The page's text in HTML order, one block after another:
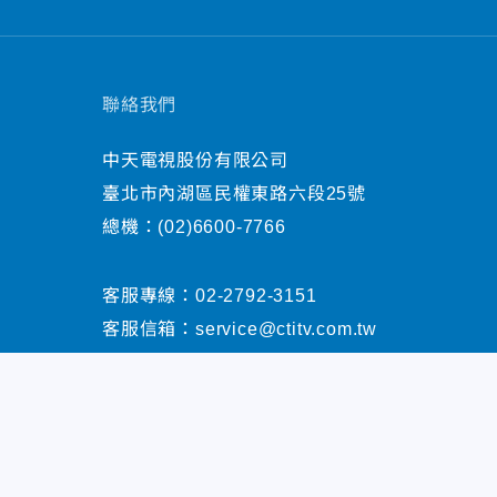
聯絡我們
中天電視股份有限公司
臺北市內湖區民權東路六段25號
總機： (02)6600-7766
客服專線： 02-2792-3151
客服信箱： service@ctitv.com.tw